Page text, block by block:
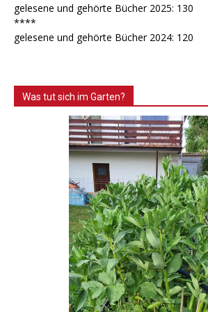
gelesene und gehörte Bücher 2025: 130
****
gelesene und gehörte Bücher 2024: 120
Was tut sich im Garten?